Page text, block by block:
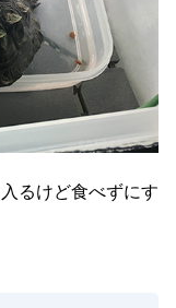
るけど食べずにす